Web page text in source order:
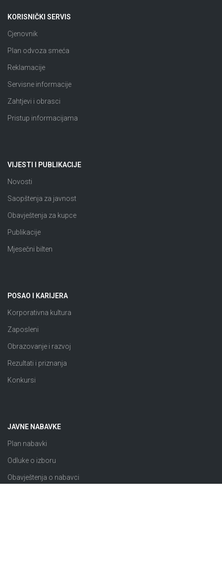
KORISNIČKI SERVIS
Cjenovnik
Plan odvoza smeća
Reklamacije
Servisne informacije
Zahtjevi i obrasci
Pristup informacijama
VIJESTI I PUBLIKACIJE
Novosti
Saopštenja za javnost
Obavještenja za kupce
Publikacije
Mjesečni bilten
POSAO I KARIJERA
Korporativna kultura
Zaposleni
Obrazovanje i razvoj
Rezultati i priznanja
Konkursi
JAVNE NABAVKE
Plan nabavki
Odluke o izboru
Obavještenja o nabavci